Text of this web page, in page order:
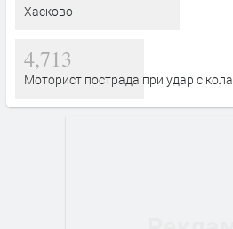
Хасково
4,713
Моторист пострада при удар с кола